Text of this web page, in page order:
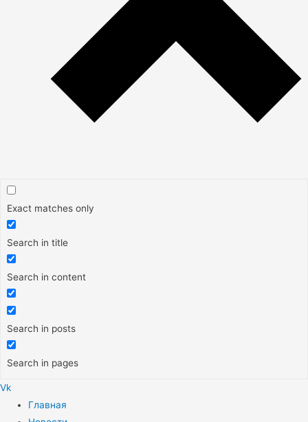
Exact matches only
Search in title
Search in content
Search in posts
Search in pages
Vk
Меню
Главная